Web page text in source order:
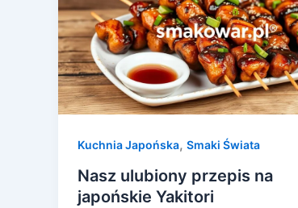
Kuchnia Japońska, Smaki Świata
Nasz ulubiony przepis na
japońskie Yakitori